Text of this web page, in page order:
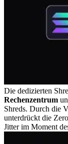
Die dedizierten
Rechenzentrum
Shreds. Durch die
unterdrückt die
Jitter im Moment